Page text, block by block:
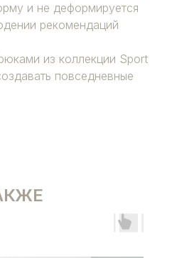
и не деформируется
рекомендаций
из коллекции Sport
повседневные